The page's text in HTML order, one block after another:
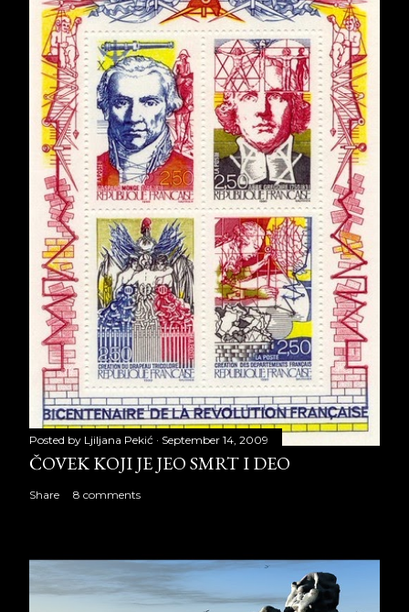
Posted by Ljiljana Pekić September 14, 2009
ČOVEK KOJI JE JEO SMRT I DEO
Share 8 comments